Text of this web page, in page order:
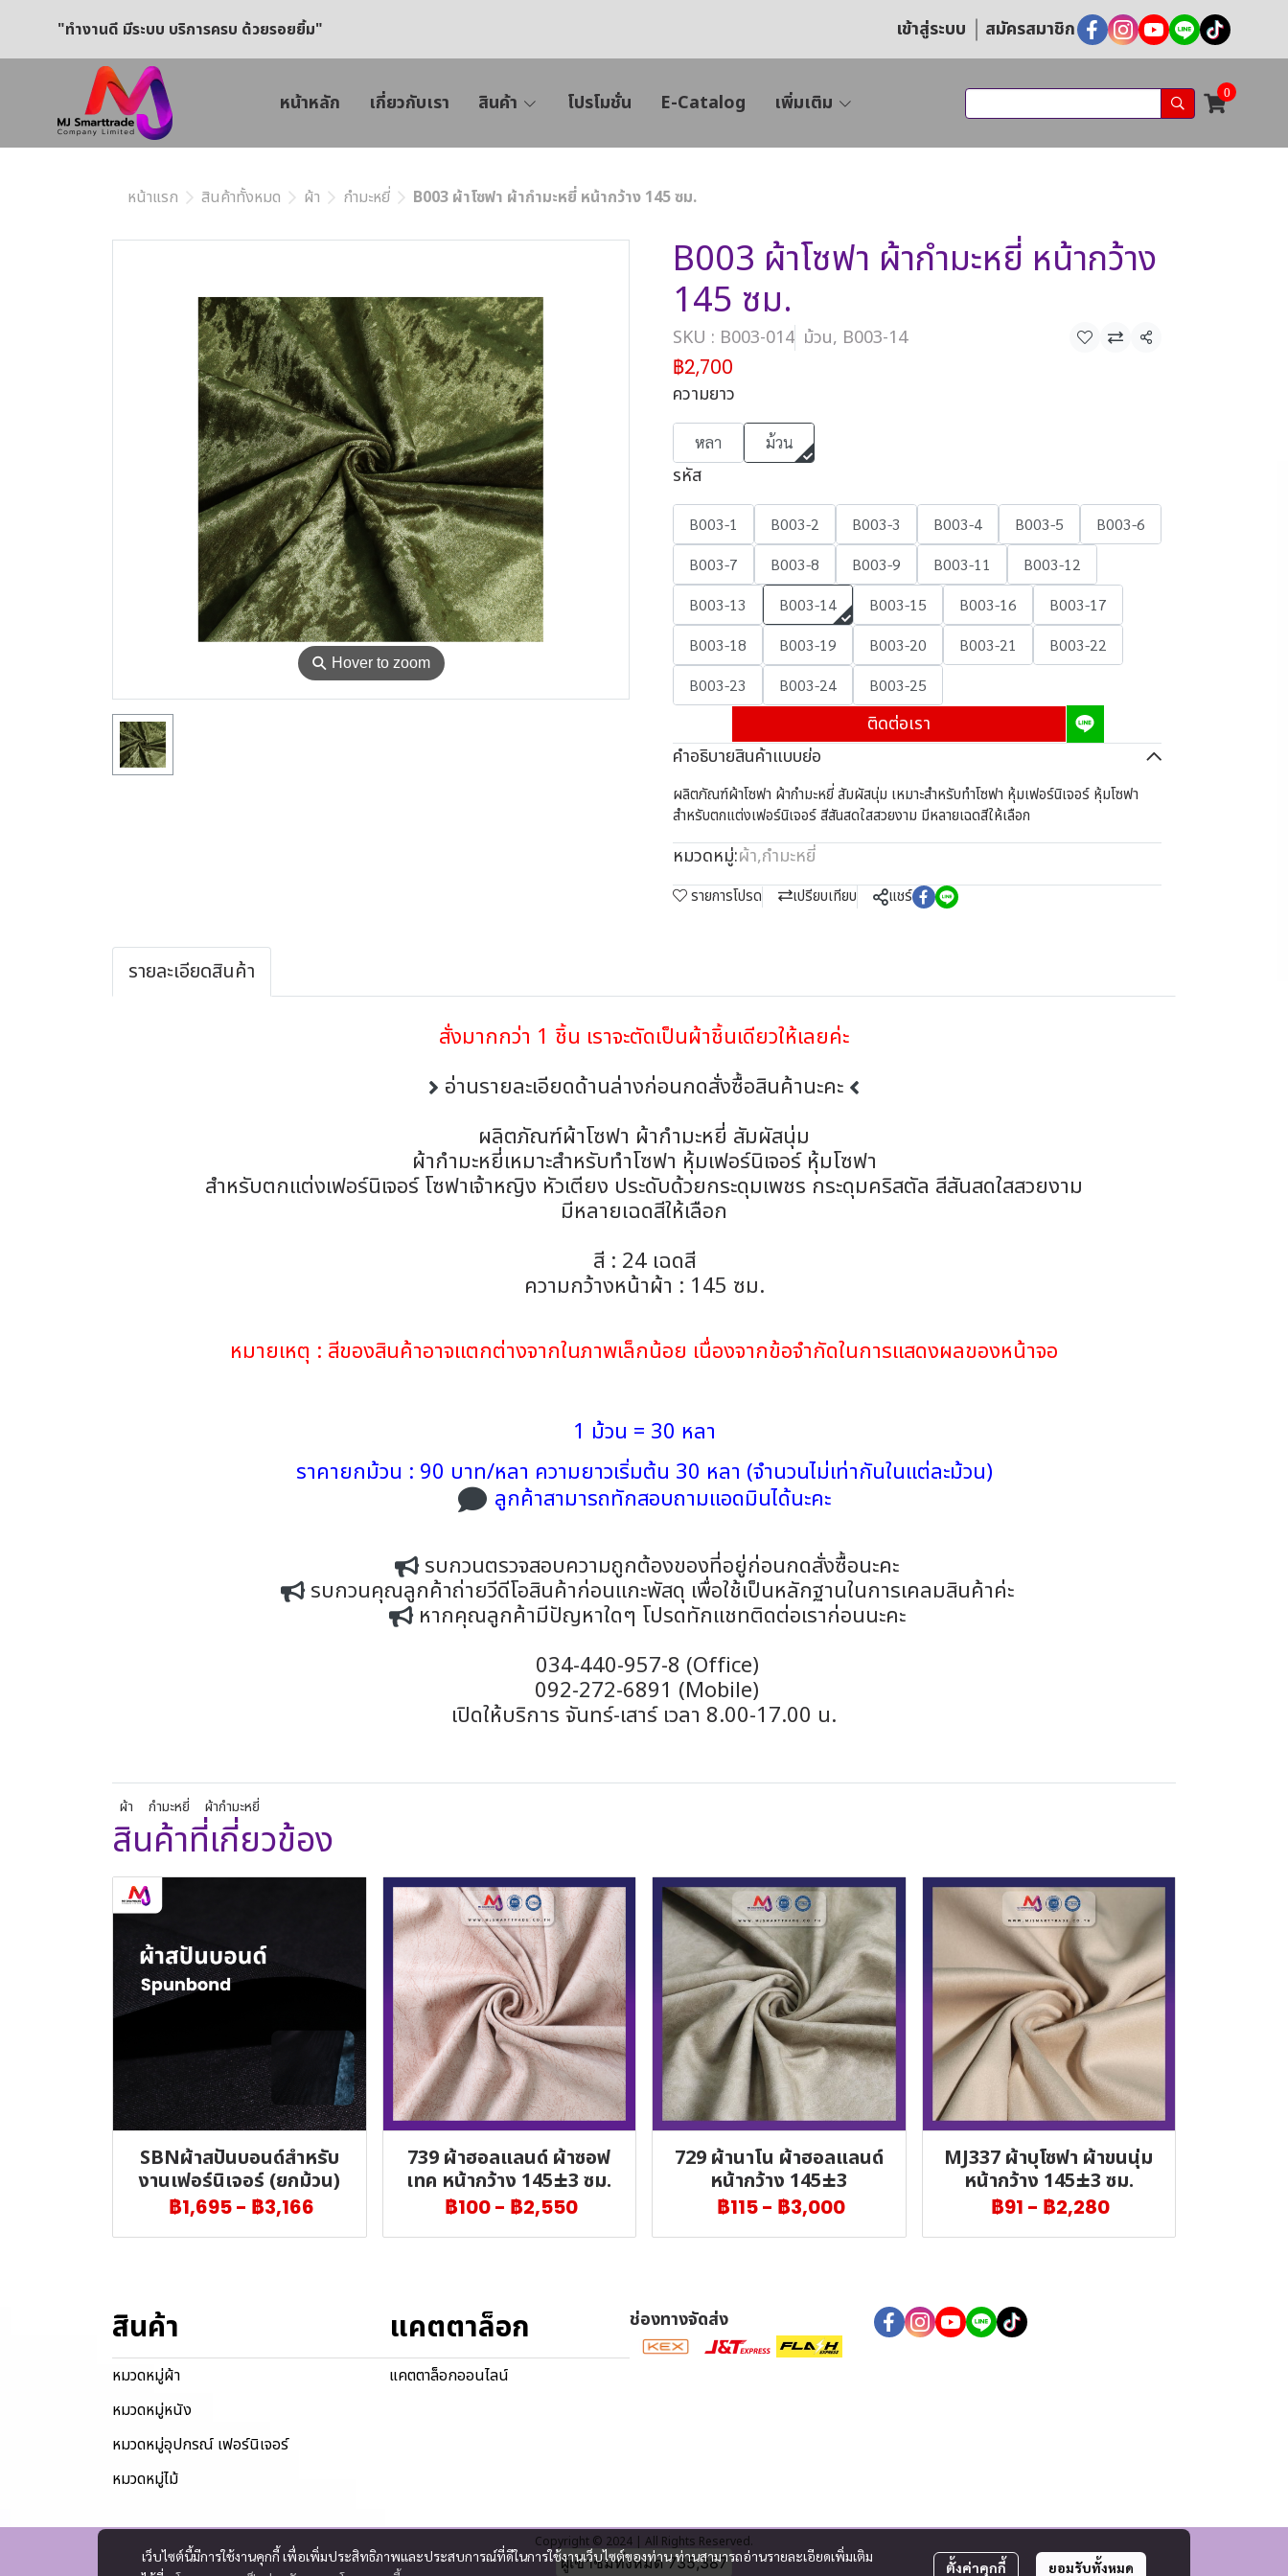
"ทำงานดี มีระบบ บริการครบ ด้วยรอยยิ้ม" เข้าสู่ระบบ สมัครสมาชิก
หน้าหลัก เกี่ยวกับเรา สินค้า โปรโมชั่น E-Catalog เพิ่มเติม 0
หน้าแรก สินค้าทั้งหมด ผ้า กำมะหยี่ B003 ผ้าโซฟา ผ้ากำมะหยี่ หน้ากว้าง 145 ซม.
⚲ Hover to zoom
B003 ผ้าโซฟา ผ้ากำมะหยี่ หน้ากว้าง
145 ซม.
SKU : B003-014 ม้วน, B003-14 แชร์
฿2,700
ความยาว
หลา ม้วน
รหัส
B003-1 B003-2 B003-3 B003-4 B003-5
B003-6
B003-7
B003-8 B003-9 B003-11
B003-12
B003-13
B003-14 B003-15 B003-16
B003-17
B003-18
B003-19 B003-20 B003-21
B003-22
B003-23
B003-24 B003-25
ติดต่อเรา
คำอธิบายสินค้าแบบย่อ
ผลิตภัณฑ์ผ้าโซฟา ผ้ากำมะหยี่ สัมผัสนุ่ม เหมาะสำหรับทำโซฟา หุ้มเฟอร์นิเจอร์ หุ้มโซฟา
สำหรับตกแต่งเฟอร์นิเจอร์ สีสันสดใสสวยงาม มีหลายเฉดสีให้เลือก
หมวดหมู่:ผ้า,กำมะหยี่
รายการโปรด เปรียบเทียบ แชร์
รายละเอียดสินค้า
สั่งมากกว่า 1 ชิ้น เราจะตัดเป็นผ้าชิ้นเดียวให้เลยค่ะ
อ่านรายละเอียดด้านล่างก่อนกดสั่งซื้อสินค้านะคะ
ผลิตภัณฑ์ผ้าโซฟา ผ้ากำมะหยี่ สัมผัสนุ่ม
ผ้ากำมะหยี่เหมาะสำหรับทำโซฟา หุ้มเฟอร์นิเจอร์ หุ้มโซฟา
สำหรับตกแต่งเฟอร์นิเจอร์ โซฟาเจ้าหญิง หัวเตียง ประดับด้วยกระดุมเพชร กระดุมคริสตัล สีสันสดใสสวยงาม
มีหลายเฉดสีให้เลือก
สี : 24 เฉดสี
ความกว้างหน้าผ้า : 145 ซม.
หมายเหตุ : สีของสินค้าอาจแตกต่างจากในภาพเล็กน้อย เนื่องจากข้อจำกัดในการแสดงผลของหน้าจอ
1 ม้วน = 30 หลา
ราคายกม้วน : 90 บาท/หลา ความยาวเริ่มต้น 30 หลา (จำนวนไม่เท่ากันในแต่ละม้วน)
ลูกค้าสามารถทักสอบถามแอดมินได้นะคะ
รบกวนตรวจสอบความถูกต้องของที่อยู่ก่อนกดสั่งซื้อนะคะ
รบกวนคุณลูกค้าถ่ายวีดีโอสินค้าก่อนแกะพัสดุ เพื่อใช้เป็นหลักฐานในการเคลมสินค้าค่ะ
หากคุณลูกค้ามีปัญหาใดๆ โปรดทักแชทติดต่อเราก่อนนะคะ
034-440-957-8 (Office)
092-272-6891 (Mobile)
เปิดให้บริการ จันทร์-เสาร์ เวลา 8.00-17.00 น.
ผ้า กำมะหยี่ ผ้ากำมะหยี่
สินค้าที่เกี่ยวข้อง
SBNผ้าสปันบอนด์สำหรับ
งานเฟอร์นิเจอร์ (ยกม้วน)
฿1,695- ฿3,166
739 ผ้าฮอลแลนด์ ผ้าซอฟ
เทค หน้ากว้าง 145±3 ซม.
฿100- ฿2,550
729 ผ้านาโน ผ้าฮอลแลนด์
หน้ากว้าง 145±3
฿115- ฿3,000
MJ337 ผ้าบุโซฟา ผ้าขนนุ่ม
หน้ากว้าง 145±3 ซม.
฿91 - ฿2,280
เว็บไซต์นี้มีการใช้งานคุกกี้ เพื่อเพิ่มประสิทธิภาพและประสบการณ์ที่ดีในการใช้งานเว็บไซต์ของท่าน ท่านสามารถอ่านรายละเอียดเพิ่มเติม
ตั้งค่าคุกกี้ ยอมรับทั้งหมด
สินค้า
หมวดหมู่ผ้า
หมวดหมู่หนัง
หมวดหมู่อุปกรณ์ เฟอร์นิเจอร์
หมวดหมู่ไม้
แคตตาล็อก
แคตตาล็อกออนไลน์
ช่องทางจัดส่ง
Copyright © 2024 | All Rights Reserved.
ผู้เข้าชมวันนี้1,023